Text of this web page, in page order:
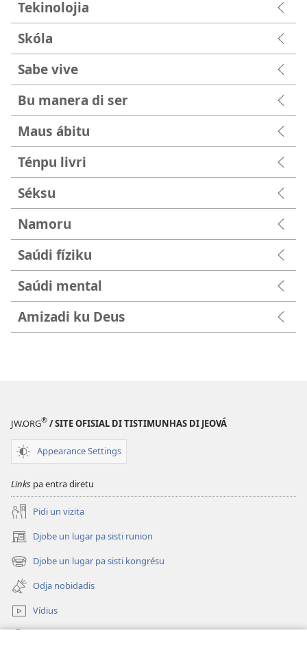
Tekinolojia
Skóla
Sabe vive
Bu manera di ser
Maus ábitu
Ténpu livri
Séksu
Namoru
Saúdi fíziku
Saúdi mental
Amizadi ku Deus
JW.ORG® / SITE OFISIAL DI TISTIMUNHAS DI JEOVÁ
Appearance Settings
Links pa entra diretu
Pidi un vizita
Djobe un lugar pa sisti runion
(abri
un
janéla
novu)
Djobe un lugar pa sisti kongrésu
(abri
un
janéla
novu)
Odja nobidadis
Vídius